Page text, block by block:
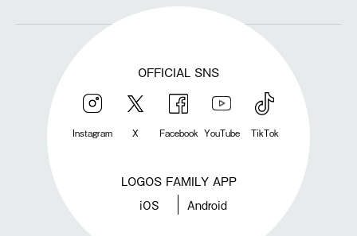
OFFICIAL SNS
Instagram X Facebook YouTube TikTok
LOGOS FAMILY APP
iOS Android